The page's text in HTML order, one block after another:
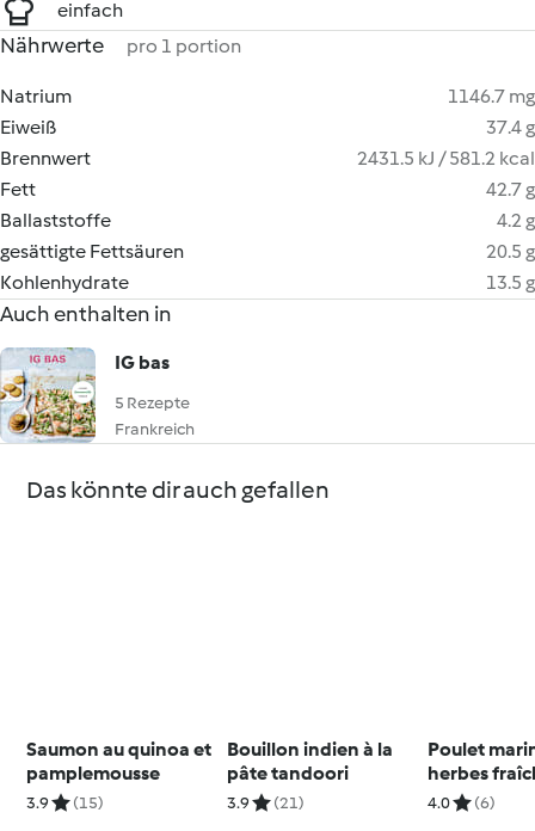
einfach
Nährwerte pro 1 portion
Natrium
1146.7 mg
Eiweiß
37.4 g
Brennwert
2431.5 kJ / 581.2 kcal
Fett
42.7 g
Ballaststoffe
4.2 g
gesättigte Fettsäuren
20.5 g
Kohlenhydrate
13.5 g
Auch enthalten in
IG bas
5 Rezepte
Frankreich
Das könnte dir auch gefallen
Saumon au quinoa et
pamplemousse
3.9 (15)
Bouillon indien à la
pâte tandoori
3.9 (21)
Poulet
herbes
salade
4.0 (6)